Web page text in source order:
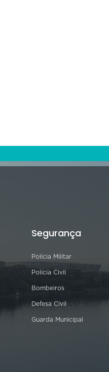
Segurança
Polícia Militar
Polícia Civil
Bombeiros
Defesa Civil
Guarda Municipal